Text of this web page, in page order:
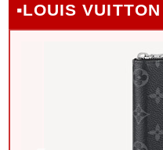
▪LOUIS VUITTON